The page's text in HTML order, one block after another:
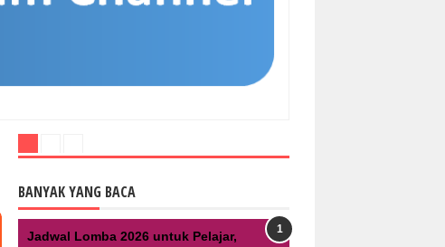
BANYAK YANG BACA
Jadwal Lomba 2026 untuk Pelajar,